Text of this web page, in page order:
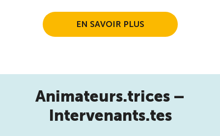
EN SAVOIR PLUS
Animateurs.trices –
Intervenants.tes